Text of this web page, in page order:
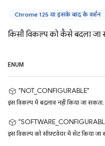
Chrome 125 या इसके बाद के वर्शन
किसी विकल्प को कैसे बदला जा
ENUM
"NOT_CONFIGURABLE"
इस विकल्प में बदलाव नहीं किया जा सकता.
इस विकल्प को सॉफ़्टवेयर में सेट किया जा